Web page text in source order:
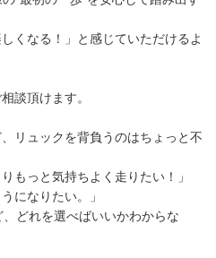
くなる！」と感じていただけるよ
談頂けます。
リュックを背負うのはちょっと不
もっと気持ちよく走りたい！」
になりたい。」
、どれを選べばいいかわからな